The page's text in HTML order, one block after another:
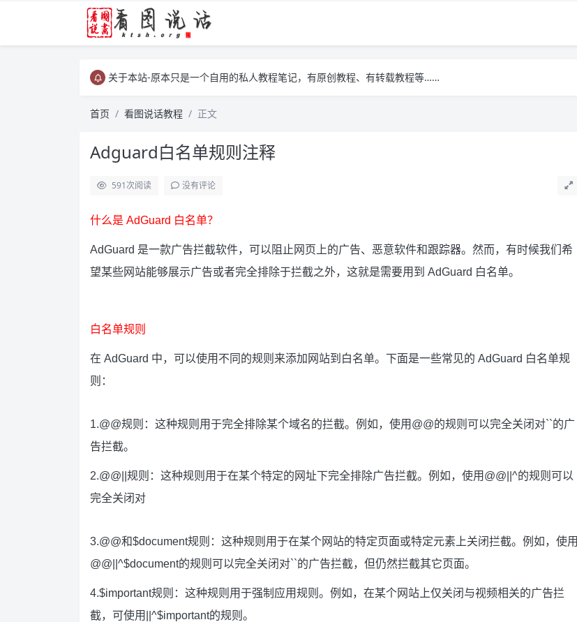
关于本站-原本只是一个自用的私人教程笔记，有原创教程、有转载教程等……
首页
看图说话教程 正文
Adguard白名单规则注释
591次阅读 没有评论
什么是 AdGuard 白名单？
AdGuard 是一款广告拦截软件，可以阻止网页上的广告、恶意软件和跟踪器。然而，有时候我们希
望某些网站能够展示广告或者完全排除于拦截之外，这就是需要用到 AdGuard 白名单。
白名单规则
在 AdGuard 中，可以使用不同的规则来添加网站到白名单。下面是一些常见的 AdGuard 白名单规
则：
1.@@规则：这种规则用于完全排除某个域名的拦截。例如，使用@@的规则可以完全关闭对``的广
告拦截。
2.@@||规则：这种规则用于在某个特定的网址下完全排除广告拦截。例如，使用@@||^的规则可以
完全关闭对
3.@@和$document规则：这种规则用于在某个网站的特定页面或特定元素上关闭拦截。例如，使用
@@||^$document的规则可以完全关闭对``的广告拦截，但仍然拦截其它页面。
4.$important规则：这种规则用于强制应用规则。例如，在某个网站上仅关闭与视频相关的广告拦
截，可使用||^$important的规则。